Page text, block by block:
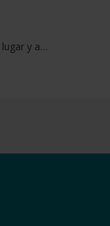
y a…